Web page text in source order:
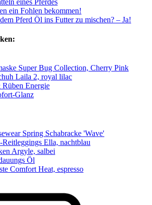
eines Pferdes
ein Fohlen bekommen!
Pferd Öl ins Futter zu mischen? – Ja!
Super Bug Collection, Cherry Pink
Laila 2, royal lilac
Energie
Glanz
Spring Schabracke 'Wave'
Reitleggings Ella, nachtblau
Argyle, salbei
Öl
Comfort Heat, espresso